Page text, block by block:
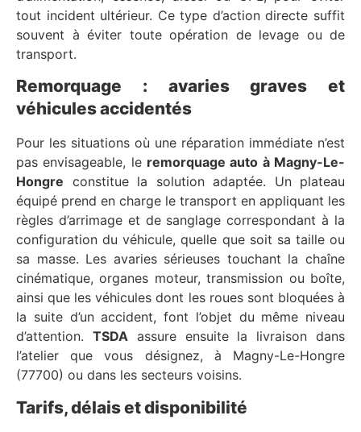
tout incident ultérieur. Ce type d’action directe suffit
souvent à éviter toute opération de levage ou de
transport.
Remorquage : avaries graves et
véhicules accidentés
Pour les situations où une réparation immédiate n’est
pas envisageable, le remorquage auto à Magny-Le-
Hongre constitue la solution adaptée. Un plateau
équipé prend en charge le transport en appliquant les
règles d’arrimage et de sanglage correspondant à la
configuration du véhicule, quelle que soit sa taille ou
sa masse. Les avaries sérieuses touchant la chaîne
cinématique, organes moteur, transmission ou boîte,
ainsi que les véhicules dont les roues sont bloquées à
la suite d’un accident, font l’objet du même niveau
d’attention. TSDAassure ensuite la livraison dans
l’atelier que vous désignez, à Magny-Le-Hongre
(77700) ou dans les secteurs voisins.
Tarifs, délais et disponibilité